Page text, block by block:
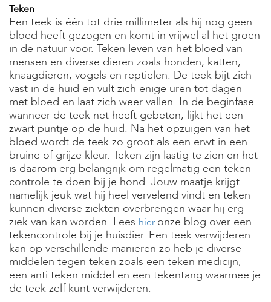
Teken
Een teek is één tot drie millimeter als hij nog geen
bloed heeft gezogen en komt in vrijwel al het groen
in de natuur voor. Teken leven van het bloed van
mensen en diverse dieren zoals honden, katten,
knaagdieren, vogels en reptielen. De teek bijt zich
vast in de huid en vult zich enige uren tot dagen
met bloed en laat zich weer vallen. In de beginfase
wanneer de teek net heeft gebeten, lijkt het een
zwart puntje op de huid. Na het opzuigen van het
bloed wordt de teek zo groot als een erwt in een
bruine of grijze kleur. Teken zijn lastig te zien en het
is daarom erg belangrijk om regelmatig een teken
controle te doen bij je hond. Jouw maatje krijgt
namelijk jeuk wat hij heel vervelend vindt en teken
kunnen diverse ziekten overbrengen waar hij erg
ziek van kan worden. Lees hier onze blog over een
tekencontrole bij je huisdier. Een teek verwijderen
kan op verschillende manieren zo heb je diverse
middelen tegen teken zoals een teken medicijn,
een anti teken middel en een tekentang waarmee je
de teek zelf kunt verwijderen.